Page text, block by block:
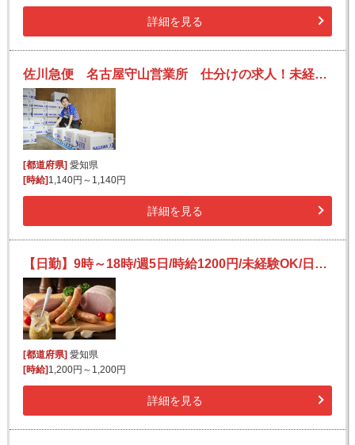
詳細を見る
佐川急便 名古屋守山営業所 仕分けの求人！未経験歓迎！先輩たちがサポートします♪
[都道府県]愛知県
[時給]1,140円～1,140円
詳細を見る
【日勤】9時～18時/週5日/時給1200円/未経験OK/日払い可(規定有)/ハムやレンチン商品の仕分け・検品
[都道府県]愛知県
[時給]1,200円～1,200円
詳細を見る